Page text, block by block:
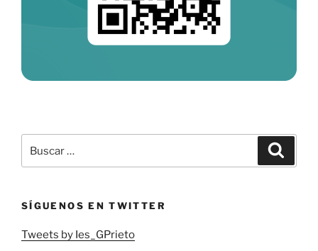
por:
SÍGUENOS EN TWITTER
Tweets by Ies_GPrieto